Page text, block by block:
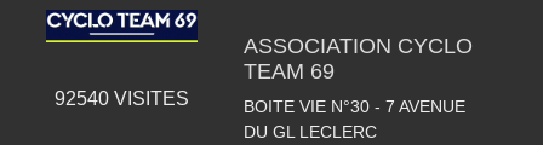
92540VISITES
ASSOCIATION CYCLO
TEAM 69
BOITE VIE N°30 - 7 AVENUE
DU GL LECLERC